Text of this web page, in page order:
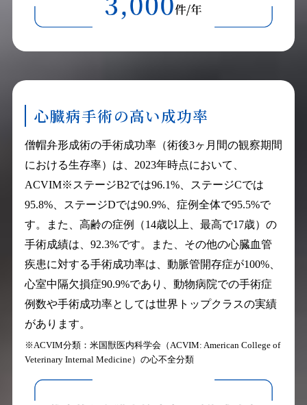
心臓病手術の高い成功率
僧帽弁形成術の手術成功率（術後3ヶ月間の観察期間
における生存率）は、2023年時点において、
ACVIM※ステージB2では96.1%、ステージCでは
95.8%、ステージDでは90.9%、症例全体で95.5%で
す。また、高齢の症例（14歳以上、最高で17歳）の
手術成績は、92.3%です。また、その他の心臓血管
疾患に対する手術成功率は、動脈管開存症が100%、
心室中隔欠損症90.9%であり、動物病院での手術症
例数や手術成功率としては世界トップクラスの実績
があります。
※ACVIM分類：米国獣医内科学会（ACVIM: American College of
Veterinary Internal Medicine）の心不全分類